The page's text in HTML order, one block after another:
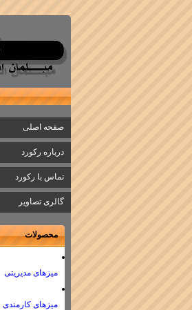
صفحه اصلی
درباره رکورد
تماس با رکورد
گالری تصاویر
محصولات
میزهای مدیریتی
میزهای کارمندی